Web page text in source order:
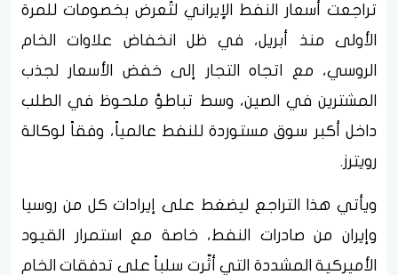
تراجعت أسعار النفط الإيراني لتُعرض بخصومات للمرة
الأولى منذ أبريل، في ظل انخفاض علاوات الخام
الروسي، مع اتجاه التجار إلى خفض الأسعار لجذب
المشترين في الصين، وسط تباطؤ ملحوظ في الطلب
داخل أكبر سوق مستوردة للنفط عالمياً، وفقاً لوكالة
رويترز.
ويأتي هذا التراجع ليضغط على إيرادات كل من روسيا
وإيران من صادرات النفط، خاصة مع استمرار القيود
الأميركية المشددة التي أثّرت سلباً على تدفقات الخام